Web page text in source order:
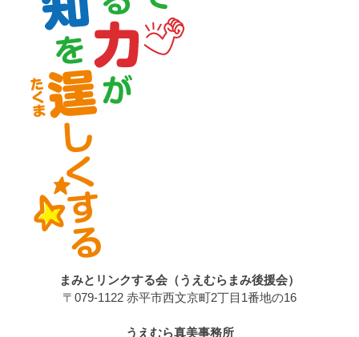
まみとリンクする会（うえむらまみ後援会）
〒079-1122 赤平市西文京町2丁目1番地の16
うえむら真美事務所